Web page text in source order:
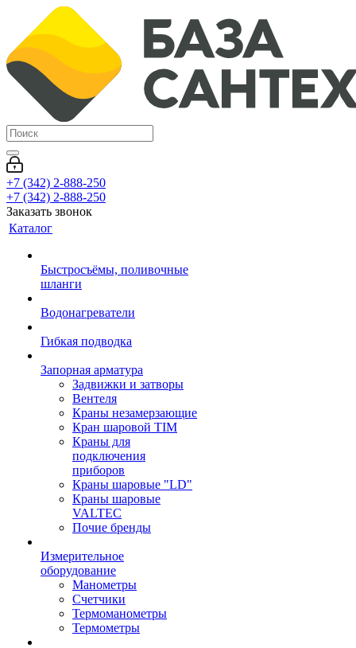
+7 (342) 2-888-250
+7 (342) 2-888-250
Заказать звонок
Каталог
Быстросъёмы, поливочные
шланги
Водонагреватели
Гибкая подводка
Запорная арматура
Задвижки и затворы
Вентеля
Краны незамерзающие
Кран шаровой TIM
Краны для
подключения
приборов
Краны шаровые "LD"
Краны шаровые
VALTEC
Почие бренды
Измерительное
оборудование
Манометры
Счетчики
Термоманометры
Термометры